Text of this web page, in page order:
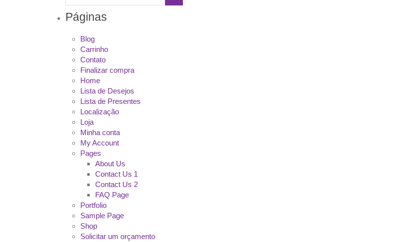
Páginas
Blog
Carrinho
Contato
Finalizar compra
Home
Lista de Desejos
Lista de Presentes
Localização
Loja
Minha conta
My Account
Pages
About Us
Contact Us 1
Contact Us 2
FAQ Page
Portfolio
Sample Page
Shop
Solicitar um orçamento